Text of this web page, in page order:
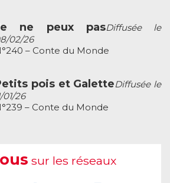
ne peux pasDiffusée le
02/26
– Conte du Monde
pois et GaletteDiffusée le
01/26
– Conte du Monde
sur les réseaux